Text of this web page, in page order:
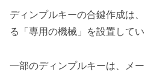
ディンプルキーの合鍵作成は
る「専用の機械」を設置して
一部のディンプルキーは、メ